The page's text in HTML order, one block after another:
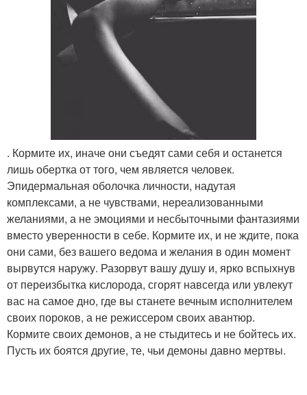
. Кормите их, иначе они съедят сами себя и останется
лишь обертка от того, чем является человек.
Эпидермальная оболочка личности, надутая
комплексами, а не чувствами, нереализованными
желаниями, а не эмоциями и несбыточными фантазиями
вместо уверенности в себе. Кормите их, и не ждите, пока
они сами, без вашего ведома и желания в один момент
вырвутся наружу. Разорвут вашу душу и, ярко вспыхнув
от переизбытка кислорода, сгорят навсегда или увлекут
вас на самое дно, где вы станете вечным исполнителем
своих пороков, а не режиссером своих авантюр.
Кормите своих демонов, а не стыдитесь и не бойтесь их.
Пусть их боятся другие, те, чьи демоны давно мертвы.